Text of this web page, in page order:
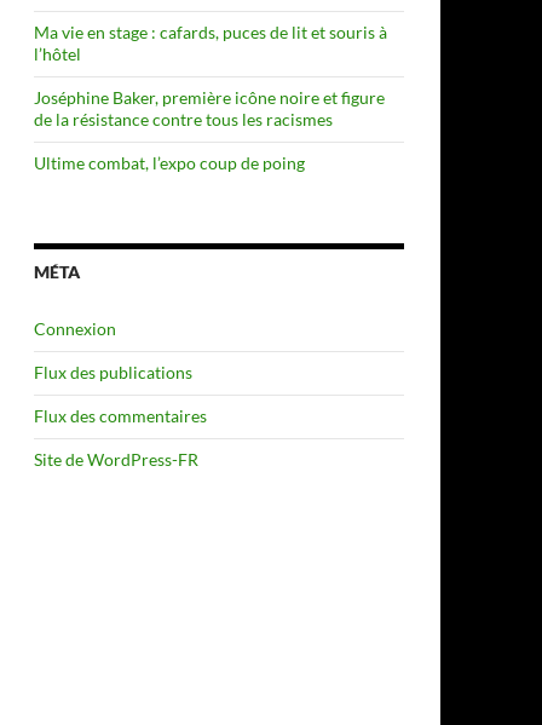
Ma vie en stage : cafards, puces de lit et souris à
l’hôtel
Joséphine Baker, première icône noire et figure
de la résistance contre tous les racismes
Ultime combat, l’expo coup de poing
MÉTA
Connexion
Flux des publications
Flux des commentaires
Site de WordPress-FR